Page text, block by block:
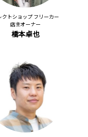
クトショップ フリーカー
店主オーナー
橋本卓也